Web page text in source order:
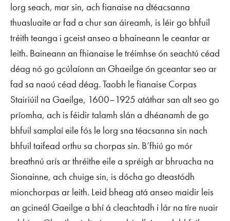
lorg seach, mar sin, ach fianaise na dtéacsanna
thuasluaite ar fad a chur san áireamh, is léir go bhfuil
tréith teanga i gceist anseo a bhaineann le ceantar ar
leith. Baineann an fhianaise le tréimhse ón seachtú céad
déag nó go gcúlaíonn an Ghaeilge ón gceantar seo ar
fad sa naoú céad déag. Taobh le fianaise Corpas
Stairiúil na Gaeilge, 1600–1925 atáthar san alt seo go
príomha, ach is féidir talamh slán a dhéanamh de go
bhfuil samplaí eile fós le lorg sna téacsanna sin nach
bhfuil taifead orthu sa chorpas sin. B’fhiú go mór
breathnú arís ar thréithe eile a spréigh ar bhruacha na
Sionainne, ach chuige sin, is dócha go dteastódh
mionchorpas ar leith. Leid bheag atá anseo maidir leis
an gcineál Gaeilge a bhí á cleachtadh i lár na tíre nuair